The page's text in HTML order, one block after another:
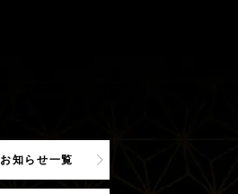
お知らせ一覧